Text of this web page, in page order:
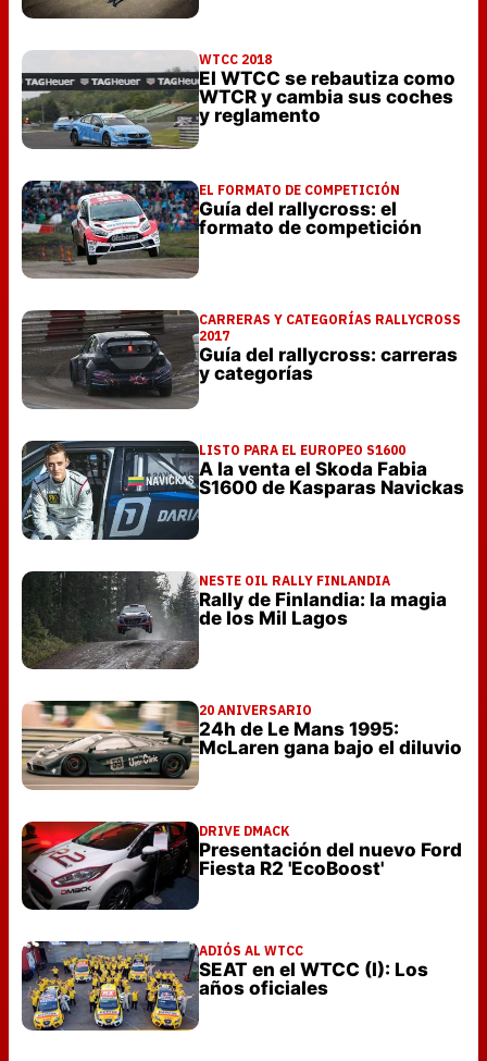
WTCC 2018
El WTCC se rebautiza como
WTCR y cambia sus coches
y reglamento
EL FORMATO DE COMPETICIÓN
Guía del rallycross: el
formato de competición
CARRERAS Y CATEGORÍAS RALLYCROSS
2017
Guía del rallycross: carreras
y categorías
LISTO PARA EL EUROPEO S1600
A la venta el Skoda Fabia
S1600 de Kasparas Navickas
NESTE OIL RALLY FINLANDIA
Rally de Finlandia: la magia
de los Mil Lagos
20 ANIVERSARIO
24h de Le Mans 1995:
McLaren gana bajo el diluvio
DRIVE DMACK
Presentación del nuevo Ford
Fiesta R2 'EcoBoost'
ADIÓS AL WTCC
SEAT en el WTCC (I): Los
años oficiales